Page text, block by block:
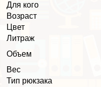
Для кого
Возраст
Цвет
Литраж
Объем
Вес
Тип рюкзака